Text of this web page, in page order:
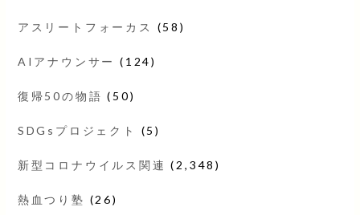
アスリートフォーカス (58)
AIアナウンサー (124)
復帰50の物語 (50)
SDGsプロジェクト (5)
新型コロナウイルス関連 (2,348)
熱血つり塾 (26)